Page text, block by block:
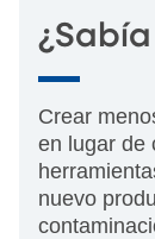
¿Sabía
Crear
en lugar de
nuevo